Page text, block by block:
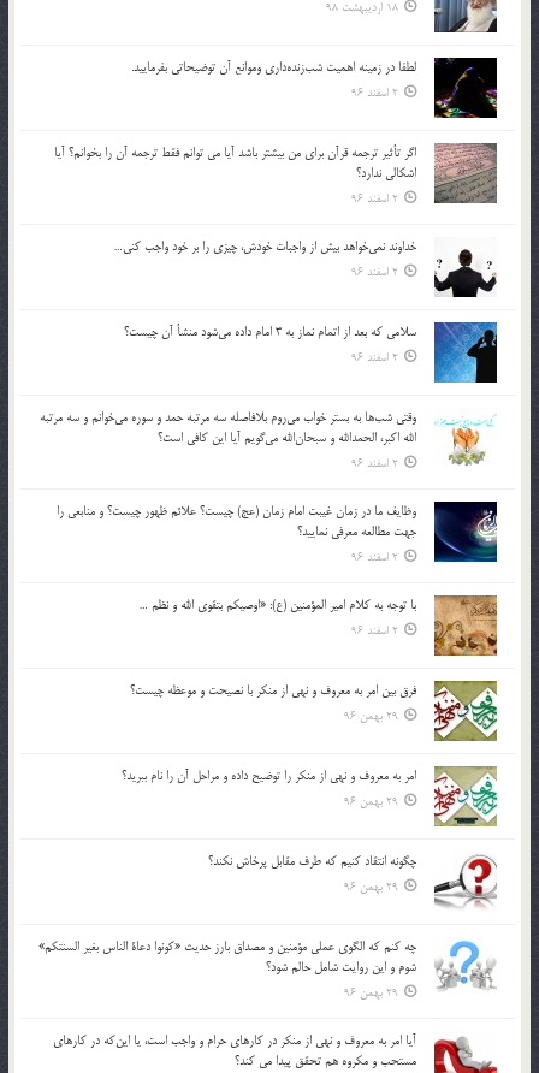
18 اردیبهشت 98
لطفا در زمينه اهميت شب‌زنده‌داري وموانع آن توضيحاتي بفرماييد.
2 اسفند 96
اگر تأثير ترجمه قرآن براي من بيشتر باشد آيا مي توانم فقط ترجمه آن را بخوانم؟ آيا
اشكالي ندارد؟
2 اسفند 96
خداوند نمي‌خواهد بيش از واجبات خودش، چيزي را بر خود واجب كني…
2 اسفند 96
سلامي كه بعد از اتمام نماز به 3 امام داده مي‌شود منشأ آن چيست؟
2 اسفند 96
وقتي شب‌ها به بستر خواب مي‌روم بلافاصله سه مرتبه حمد و سوره مي‌خوانم و سه مرتبه
الله اكبر، الحمدالله و سبحان‌الله مي‌گويم آيا اين كافي است؟
2 اسفند 96
وظايف ما در زمان غيبت امام زمان (عج) چيست؟ علائم ظهور چيست؟ و منابعي را
جهت مطالعه معرفي نماييد؟
2 اسفند 96
با توجه به كلام امير المؤمنين (ع): «اوصيكم بتقوي الله و نظم …
2 اسفند 96
فرق بين امر به معروف و نهي از منكر با نصيحت و موعظه چيست؟
29 بهمن 96
امر به معروف و نهي از منكر را توضيح داده و مراحل آن را نام ببريد؟
29 بهمن 96
چگونه انتقاد كنيم كه طرف مقابل پرخاش نكند؟
29 بهمن 96
چه كنم كه الگوي عملي مؤمنين و مصداق بارز حديث «كونوا دعاة الناس بغير السنتكم»
شوم و اين روايت شامل حالم شود؟
29 بهمن 96
آيا امر به معروف و نهي از منكر در كارهاي حرام و واجب است، يا اين‌كه در كارهاي
مستحب و مكروه هم تحقق پيدا مي كند؟